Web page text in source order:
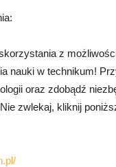
z
nauki w technikum!
oraz zdobądź
zwlekaj, kliknij